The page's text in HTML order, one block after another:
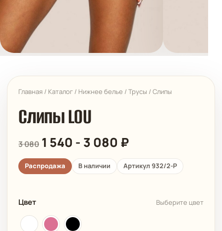
Главная / Каталог / Нижнее белье / Трусы / Слипы
Слипы LOU
3 080 1 540 - 3 080 ₽
Распродажа В наличии Артикул 932/2-P
Цвет Выберите цвет